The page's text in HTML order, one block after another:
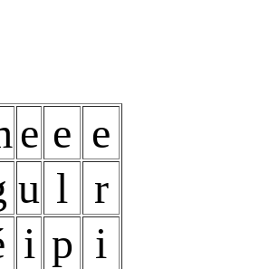
e e e
u l r
i p i